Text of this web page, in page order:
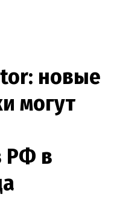
новые
могут
РФ в